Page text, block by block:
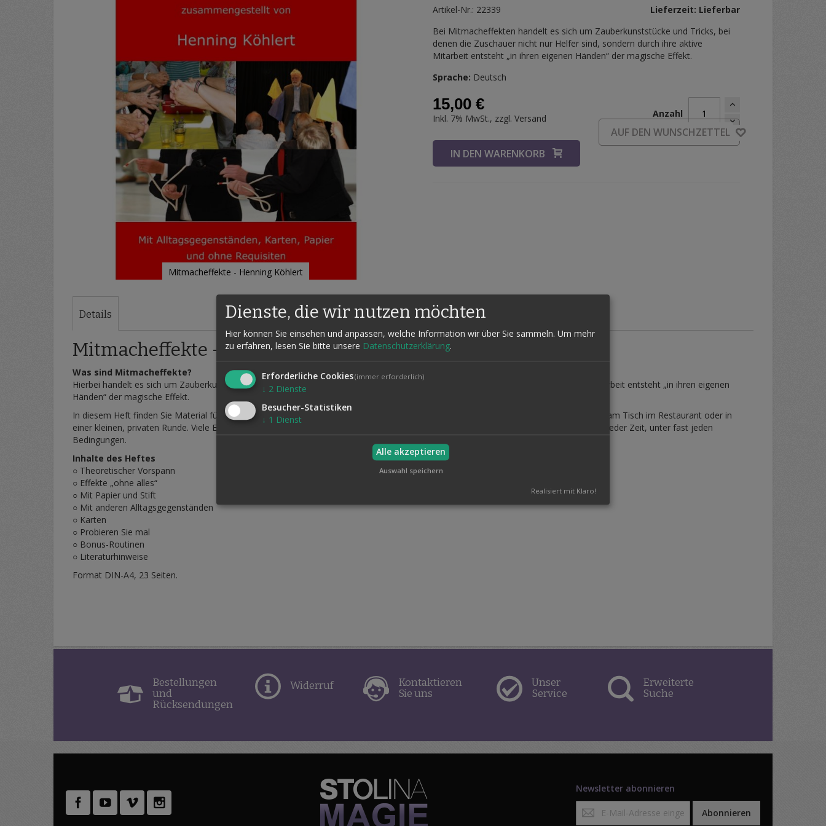
Mitmacheffekte - Henning Köhlert
Artikel-Nr.: 22339
Lieferzeit: Lieferbar
Bei Mitmacheffekten handelt es sich um Zauberkunststücke und Tricks, bei
denen die Zuschauer nicht nur Helfer sind, sondern durch ihre aktive
Mitarbeit entsteht „in ihren eigenen Händen“ der magische Effekt.
Sprache: Deutsch
15,00 €
Inkl. 7% MwSt., zzgl.Versand Anzahl
IN DEN WARENKORB
AUF DEN WUNSCHZETTEL
Details
Mitmacheffekte - Henning Köhlert
Was sind Mitmacheffekte?
Hierbei handelt es sich um Zauberkunststücke und Tricks, bei denen die Zuschauer nicht nur Helfer sind, sondern durch ihre aktive Mitarbeit entsteht „in ihren eigenen
Händen“ der magische Effekt.
In diesem Heft finden Sie Material für die große Bühne, für Zaubern im Salon oder bei Familienfeiern, für Walk-around-Acts, aber auch am Tisch im Restaurant oder in
einer kleinen, privaten Runde. Viele Effekte können aus dem Stegreif ohne große Vorbereitungen durchgeführt werden, also überall, zu jeder Zeit, unter fast jeden
Bedingungen.
Inhalte des Heftes
○ Theoretischer Vorspann
○ Effekte „ohne alles“
○ Mit Papier und Stift
○ Mit anderen Alltagsgegenständen
○ Karten
○ Probieren Sie mal
○ Bonus-Routinen
○ Literaturhinweise
Format DIN-A4, 23 Seiten.
Bestellungen
und
Rücksendungen
Widerruf
Kontaktieren
Sie uns
Unser
Service
Erweiterte
Suche
Newsletter abonnieren
zum
Abonnieren
Dienste, die wir nutzen möchten
Hier können Sie einsehen und anpassen, welche Information wir über Sie sammeln. Um mehr
zu erfahren, lesen Sie bitte unsere Datenschutzerklärung.
Erforderliche Cookies(immer erforderlich)
↓ 2 Dienste
Besucher-Statistiken
↓ 1 Dienst
Alle akzeptieren
Auswahl speichern
Realisiert mit Klaro!